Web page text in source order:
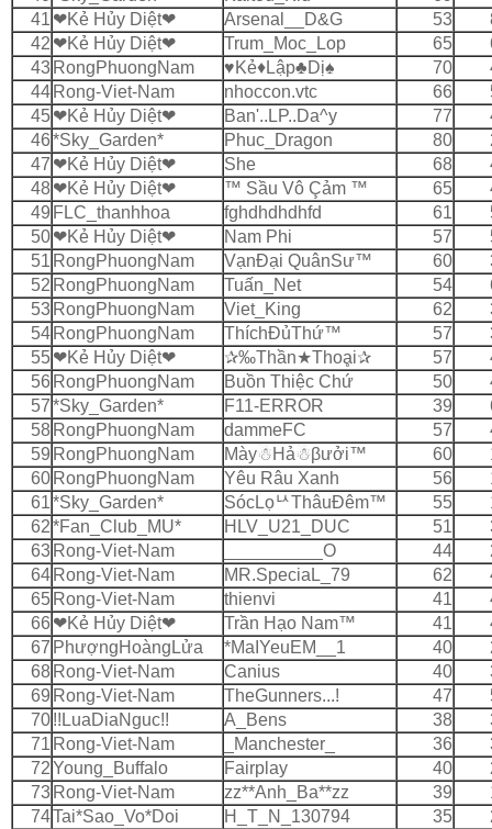
41 ❤Kẻ Hủy Diệt❤ Arsenal__D&G 53
42 ❤Kẻ Hủy Diệt❤ Trum_Moc_Lop 65
43 RongPhuongNam ♥Kẻ♦Lập♣Dị♠ 70
44 Rong-Viet-Nam nhoccon.vtc 66
45❤Kẻ Hủy Diệt❤ Ban'..LP..Da^y 77
46*Sky_Garden* Phuc_Dragon 80
47 ❤Kẻ Hủy Diệt❤ She 68
48❤Kẻ Hủy Diệt❤ ™ Sầu Vô Çảm ™ 65
49 FLC_thanhhoa fghdhdhdhfd 61
50❤Kẻ Hủy Diệt❤ Nam Phi 57
51 RongPhuongNam VạnÐại QuânSư™ 60
52 RongPhuongNam Tuấn_Net 54
53 RongPhuongNam Viet_King 62
54 RongPhuongNam ThíchĐủThứ™ 57
55❤Kẻ Hủy Diệt❤ ✰‰Thần★Thoḁi✰ 57
56 RongPhuongNam Buồn Thiệc Chứ 50
57*Sky_Garden* F11-ERROR 39
58 RongPhuongNam dammeFC 57
59 RongPhuongNam Mày☃Hả☃βưởi™ 60
60 RongPhuongNam Yêu Râu Xanh 56
61*Sky_Garden* SócLọᅛThâuÐêm™ 55
62*Fan_Club_MU* HLV_U21_DUC 51
63 Rong-Viet-Nam __________O 44
64 Rong-Viet-Nam MR.SpeciaL_79 62
65 Rong-Viet-Nam thienvi 41
66 ❤Kẻ Hủy Diệt❤ Trần Hạo Nam™ 41
67 PhượngHoàngLửa *MaIYeuEM__1 40
68 Rong-Viet-Nam Canius 40
69 Rong-Viet-Nam TheGunners...! 47
70!!LuaDiaNguc!! A_Bens 38
71 Rong-Viet-Nam _Manchester_ 36
72Young_Buffalo Fairplay 40
73 Rong-Viet-Nam zz**Anh_Ba**zz 39
74Tai*Sao_Vo*Doi H_T_N_130794 35